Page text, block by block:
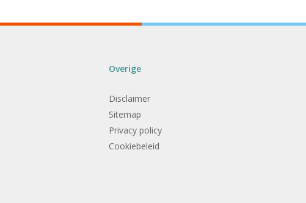
Overige
Disclaimer
Sitemap
Privacy policy
Cookiebeleid